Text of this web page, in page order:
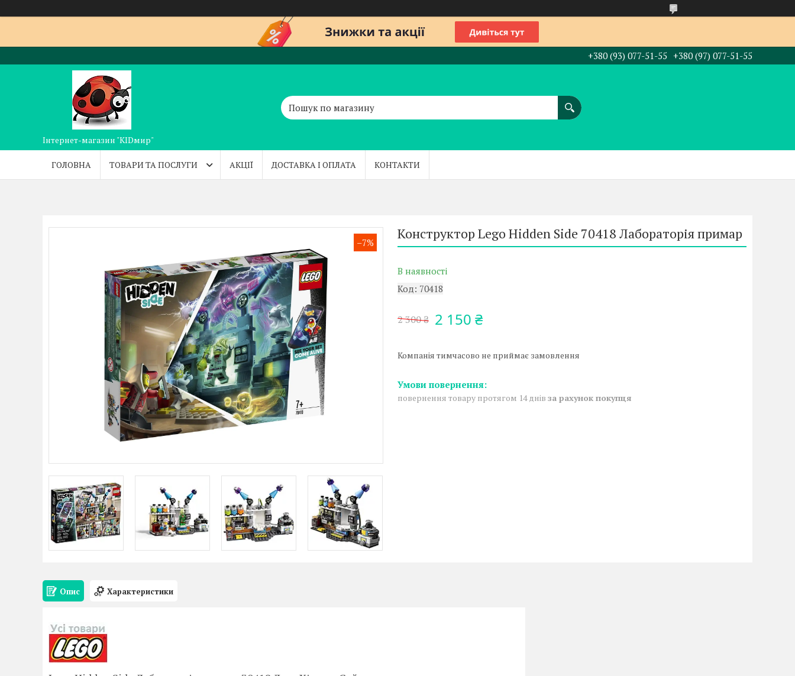
+380 (93) 077-51-55 +380 (97) 077-51-55
Інтернет-магазин "KIDмир"
ГОЛОВНА ТОВАРИ ТА ПОСЛУГИ АКЦІЇ ДОСТАВКА І ОПЛАТА КОНТАКТИ
–7%
Конструктор Lego Hidden Side 70418 Лабораторія примар
В наявності
Код: 70418
2 300 ₴ 2 150 ₴
Компанія тимчасово не приймає замовлення
повернення товару протягом 14 днів за рахунок покупця
Опис Характеристики